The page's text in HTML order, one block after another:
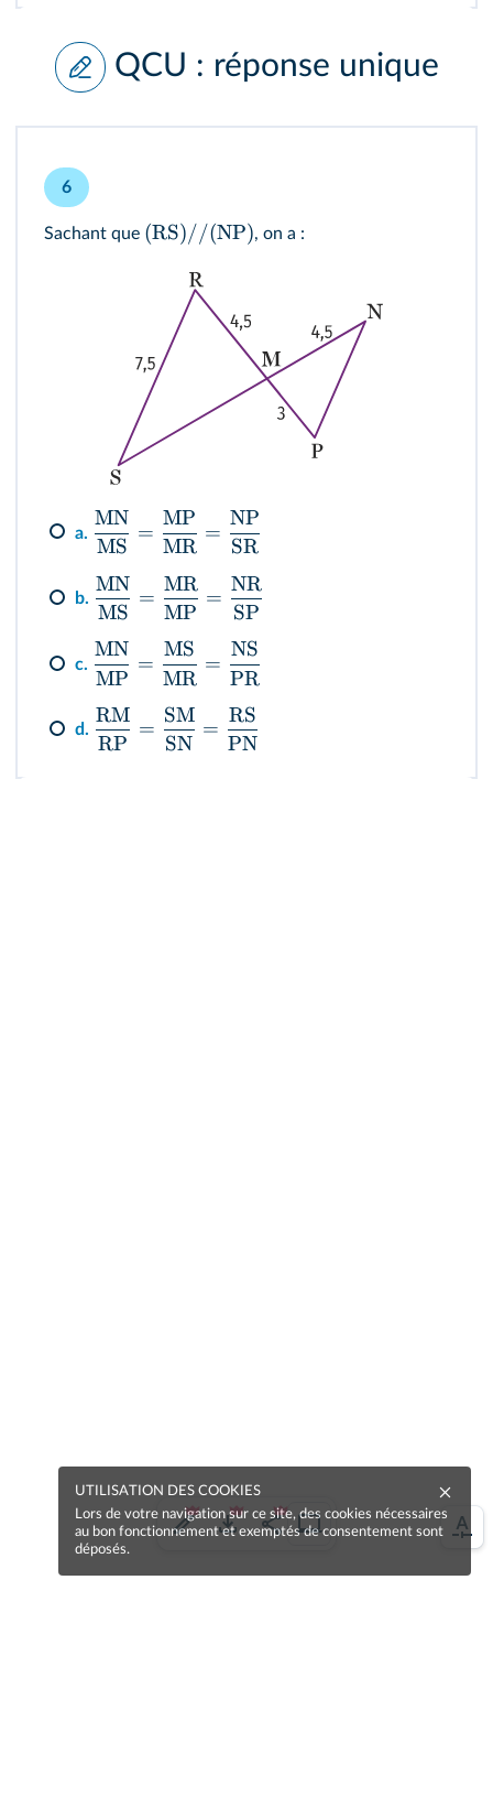
QCU : réponse unique
6
Sachant que (RS)//(NP), on a :
a.
MS
MN
=
MR
MP
=
SR
NP
b.
MS
MN
=
MP
MR
=
SP
NR
c.
MP
MN
=
MR
MS
=
PR
NS
d.
RP
RM
=
SN
SM
=
PN
RS
UTILISATION DES COOKIES
Lors de votre navigation sur ce site, des cookies nécessaires
au bon fonctionnement et exemptés de consentement sont
déposés.